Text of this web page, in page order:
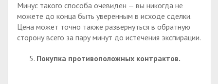
Минус такого способа очевиден — вы никогда не
можете до конца быть уверенным в исходе сделки.
Цена может точно также развернуться в обратную
сторону всего за пару минут до истечения экспирации.
Покупка противоположных контрактов.